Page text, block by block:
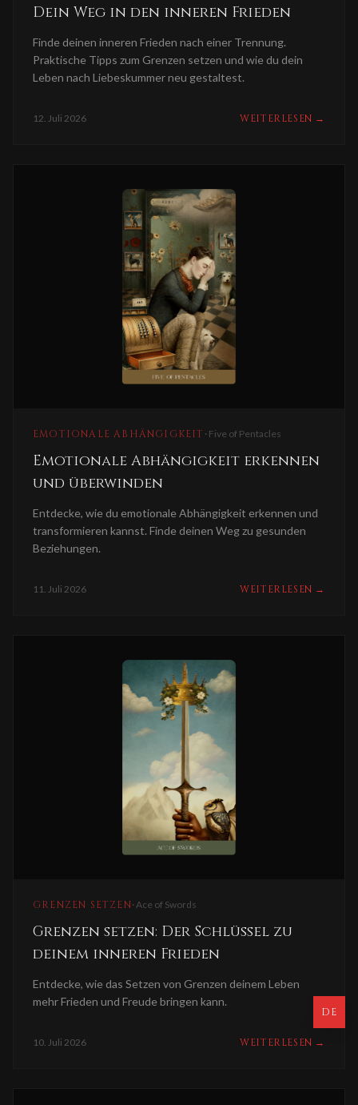
Dein Weg in den inneren Frieden
Finde deinen inneren Frieden nach einer Trennung.
Praktische Tipps zum Grenzen setzen und wie du dein
Leben nach Liebeskummer neu gestaltest.
12. Juli 2026 WEITERLESEN →
EMOTIONALE ABHÄNGIGKEIT · Five of Pentacles
Emotionale Abhängigkeit erkennen
und überwinden
Entdecke, wie du emotionale Abhängigkeit erkennen und
transformieren kannst. Finde deinen Weg zu gesunden
Beziehungen.
11. Juli 2026 WEITERLESEN →
GRENZEN SETZEN· Ace of Swords
Grenzen setzen: Der Schlüssel zu
deinem inneren Frieden
Entdecke, wie das Setzen von Grenzen deinem Leben
mehr Frieden und Freude bringen kann.
10. Juli 2026 WEITERLESEN →
DE